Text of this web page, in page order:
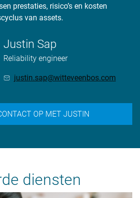
prestaties, risico’s en kosten
van assets.
Justin Sap
Reliability engineer
justin.sap@witteveenbos.com
OP MET JUSTIN
diensten